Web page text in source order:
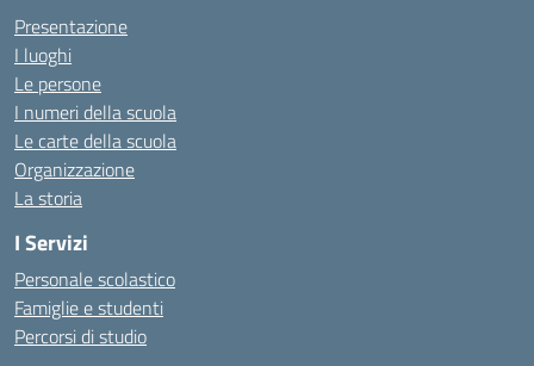
Presentazione
I luoghi
Le persone
I numeri della scuola
Le carte della scuola
Organizzazione
La storia
I Servizi
Personale scolastico
Famiglie e studenti
Percorsi di studio